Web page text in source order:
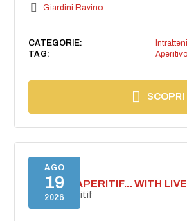
Giardini Ravino
CATEGORIE:
TAG:
Aperitivo
SCOPRI
AGO
19
2026
SECRET APERITIF... WITH
Secret aperitif